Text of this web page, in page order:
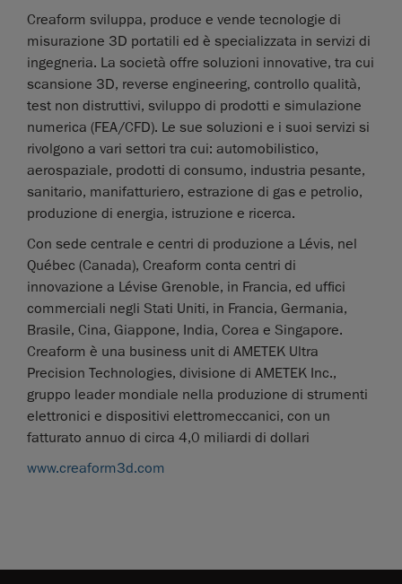
Creaform sviluppa, produce e vende tecnologie di
misurazione 3D portatili ed è specializzata in servizi di
ingegneria. La società offre soluzioni innovative, tra cui
scansione 3D, reverse engineering, controllo qualità,
test non distruttivi, sviluppo di prodotti e simulazione
numerica (FEA/CFD). Le sue soluzioni e i suoi servizi si
rivolgono a vari settori tra cui: automobilistico,
aerospaziale, prodotti di consumo, industria pesante,
sanitario, manifatturiero, estrazione di gas e petrolio,
produzione di energia, istruzione e ricerca.
Con sede centrale e centri di produzione a Lévis, nel
Québec (Canada), Creaform conta centri di
innovazione a Lévise Grenoble, in Francia, ed uffici
commerciali negli Stati Uniti, in Francia, Germania,
Brasile, Cina, Giappone, India, Corea e Singapore.
Creaform è una business unit di AMETEK Ultra
Precision Technologies, divisione di AMETEK Inc.,
gruppo leader mondiale nella produzione di strumenti
elettronici e dispositivi elettromeccanici, con un
fatturato annuo di circa 4,0 miliardi di dollari
www.creaform3d.com